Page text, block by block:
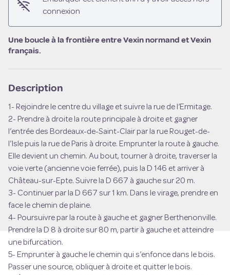
connexion
Une boucle à la frontière entre Vexin normand et Vexin
français.
Description
1- Rejoindre le centre du village et suivre la rue de l’Ermitage.
2- Prendre à droite la route principale à droite et gagner
l’entrée des Bordeaux-de-Saint-Clair par la rue Rouget-de-
l’Isle puis la rue de Paris à droite. Emprunter la route à gauche.
Elle devient un chemin. Au bout, tourner à droite, traverser la
voie verte (ancienne voie ferrée), puis la D 146 et arriver à
Château-sur-Epte. Suivre la D 667 à gauche sur 20 m.
3- Continuer par la D 667 sur 1 km. Dans le virage, prendre en
face le chemin de plaine.
4- Poursuivre par la route à gauche et gagner Berthenonville.
Prendre la D 8 à droite sur 80 m, partir à gauche et atteindre
une bifurcation.
5- Emprunter à gauche le chemin qui s’enfonce dans le bois.
Passer une source, obliquer à droite et quitter le bois.